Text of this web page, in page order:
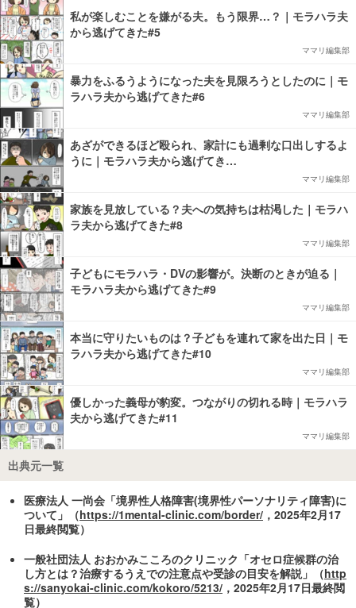
私が楽しむことを嫌がる夫。もう限界…？｜モラハラ夫
から逃げてきた#5
ママリ編集部
暴力をふるうようになった夫を見限ろうとしたのに｜モ
ラハラ夫から逃げてきた#6
ママリ編集部
あざができるほど殴られ、家計にも過剰な口出しするよ
うに｜モラハラ夫から逃げてき…
ママリ編集部
家族を見放している？夫への気持ちは枯渇した｜モラハ
ラ夫から逃げてきた#8
ママリ編集部
子どもにモラハラ・DVの影響が。決断のときが迫る｜
モラハラ夫から逃げてきた#9
ママリ編集部
本当に守りたいものは？子どもを連れて家を出た日｜モ
ラハラ夫から逃げてきた#10
ママリ編集部
優しかった義母が豹変。つながりの切れる時｜モラハラ
夫から逃げてきた#11
ママリ編集部
出典元一覧
医療法人 一尚会「境界性人格障害(境界性パーソナリティ障害)に
ついて」（https://1mental-clinic.com/border/ ，2025年2月17
日最終閲覧）
一般社団法人 おおかみこころのクリニック「オセロ症候群の治
し方とは？治療するうえでの注意点や受診の目安を解説」（http
s://sanyokai-clinic.com/kokoro/5213/ ，2025年2月17日最終閲
覧）